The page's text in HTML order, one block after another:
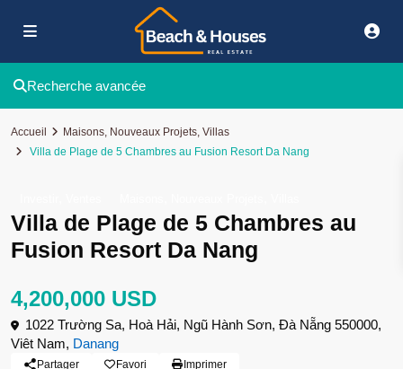
Recherche avancée
Accueil Maisons, Nouveaux Projets, Villas
Villa de Plage de 5 Chambres au Fusion Resort Da Nang
Villa de Plage de 5 Chambres au
Fusion Resort Da Nang
4,200,000 USD
1022 Trường Sa, Hoà Hải, Ngũ Hành Sơn, Đà Nẵng 550000,
Viêt Nam, Danang
Partager Favori Imprimer